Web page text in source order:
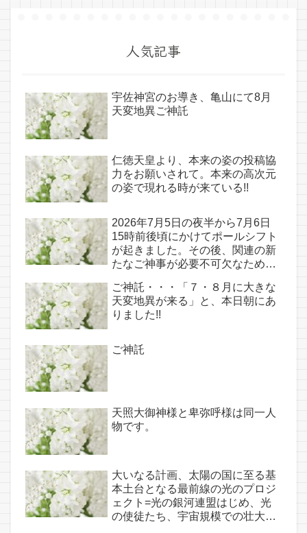
人気記事
宇佐神宮のお導き、亀山にて8月
天変地異ご神託
仁徳天皇より、本来の姿の投稿協
力をお願いされて。本来の高次元
の姿で現れる時が来ている!!
2026年7月5日の夜半から7月6日
15時前後頃にかけてポールシフト
が起きました。その後、関連の新
たなご神事が必要不可欠なため、
点であり古代太陽信仰の中心点で
もある伊弉諾宮、他3ヵ所へのご
神託あり！！
ご神託・・・「７・８月に大きな
天変地異が来る」と、本日朝にあ
りました!!
ご神託
天照大御神様と卑弥呼様は同一人
物です。
大いなる計画、太陽の国に至る基
本土台となる最前線の光のプロジ
ェクト=光の銀河連盟はじめ、光
の使徒たち、宇宙規模での壮大な